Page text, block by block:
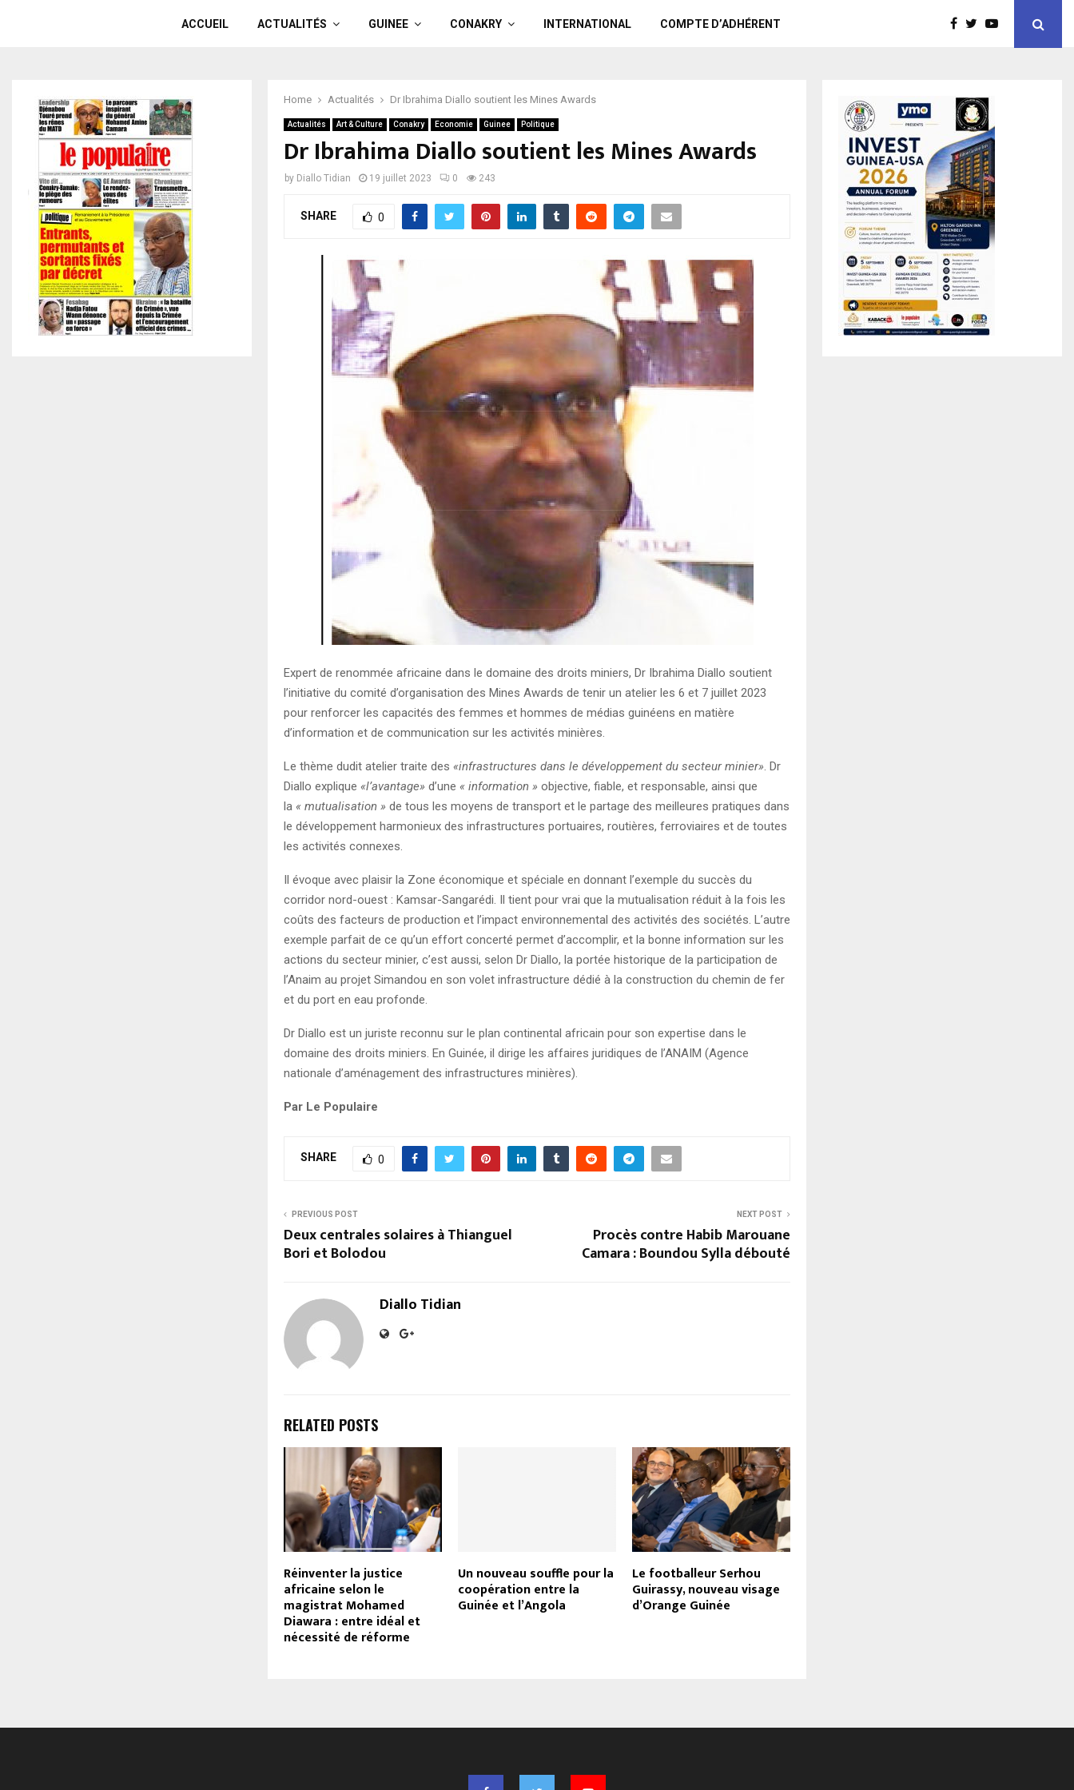
ACCUEIL ACTUALITÉS GUINEE CONAKRY INTERNATIONAL COMPTE D’ADHÉRENT
Home Actualités Dr Ibrahima Diallo soutient les Mines Awards
Actualités Art & Culture Conakry Economie Guinee Politique
Dr Ibrahima Diallo soutient les Mines Awards
by Diallo Tidian 19 juillet 2023 0 243
SHARE 0
Expert de renommée africaine dans le domaine des droits miniers, Dr Ibrahima Diallo soutient
l’initiative du comité d’organisation des Mines Awards de tenir un atelier les 6 et 7 juillet 2023
pour renforcer les capacités des femmes et hommes de médias guinéens en matière
d’information et de communication sur les activités minières.
Le thème dudit atelier traite des «infrastructures dans le développement du secteur minier» . Dr
Diallo explique «l’avantage» d’une « information » objective, fiable, et responsable, ainsi que
la « mutualisation » de tous les moyens de transport et le partage des meilleures pratiques dans
le développement harmonieux des infrastructures portuaires, routières, ferroviaires et de toutes
les activités connexes.
Il évoque avec plaisir la Zone économique et spéciale en donnant l’exemple du succès du
corridor nord-ouest : Kamsar-Sangarédi. Il tient pour vrai que la mutualisation réduit à la fois les
coûts des facteurs de production et l’impact environnemental des activités des sociétés. L’autre
exemple parfait de ce qu’un effort concerté permet d’accomplir, et la bonne information sur les
actions du secteur minier, c’est aussi, selon Dr Diallo, la portée historique de la participation de
l’Anaim au projet Simandou en son volet infrastructure dédié à la construction du chemin de fer
et du port en eau profonde.
Dr Diallo est un juriste reconnu sur le plan continental africain pour son expertise dans le
domaine des droits miniers. En Guinée, il dirige les affaires juridiques de l’ANAIM (Agence
nationale d’aménagement des infrastructures minières).
Par Le Populaire
SHARE 0
PREVIOUS POST
Deux centrales solaires à Thianguel
Bori et Bolodou
NEXT POST
Procès contre Habib Marouane
Camara : Boundou Sylla débouté
Diallo Tidian
RELATED POSTS
Réinventer la justice
africaine selon le
magistrat Mohamed
Diawara : entre idéal et
nécessité de réforme
Un nouveau souffle pour la
coopération entre la
Guinée et l’Angola
Le footballeur Serhou
Guirassy, nouveau visage
d’Orange Guinée